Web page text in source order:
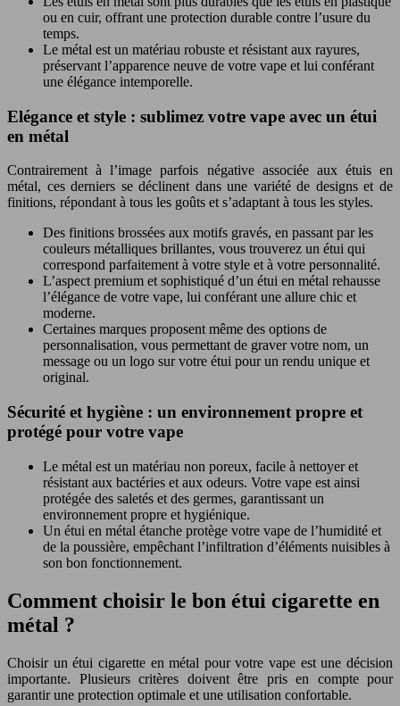
ou en cuir, offrant une protection durable contre l’usure du
temps.
Le métal est un matériau robuste et résistant aux rayures,
préservant l’apparence neuve de votre vape et lui conférant
une élégance intemporelle.
Elégance et style : sublimez votre vape avec un étui
en métal
Contrairement à l’image parfois négative associée aux étuis en
métal, ces derniers se déclinent dans une variété de designs et de
finitions, répondant à tous les goûts et s’adaptant à tous les styles.
Des finitions brossées aux motifs gravés, en passant par les
couleurs métalliques brillantes, vous trouverez un étui qui
correspond parfaitement à votre style et à votre personnalité.
L’aspect premium et sophistiqué d’un étui en métal rehausse
l’élégance de votre vape, lui conférant une allure chic et
moderne.
Certaines marques proposent même des options de
personnalisation, vous permettant de graver votre nom, un
message ou un logo sur votre étui pour un rendu unique et
original.
Sécurité et hygiène : un environnement propre et
protégé pour votre vape
Le métal est un matériau non poreux, facile à nettoyer et
résistant aux bactéries et aux odeurs. Votre vape est ainsi
protégée des saletés et des germes, garantissant un
environnement propre et hygiénique.
Un étui en métal étanche protège votre vape de l’humidité et
de la poussière, empêchant l’infiltration d’éléments nuisibles à
son bon fonctionnement.
Comment choisir le bon étui cigarette en
métal ?
Choisir un étui cigarette en métal pour votre vape est une décision
importante. Plusieurs critères doivent être pris en compte pour
garantir une protection optimale et une utilisation confortable.